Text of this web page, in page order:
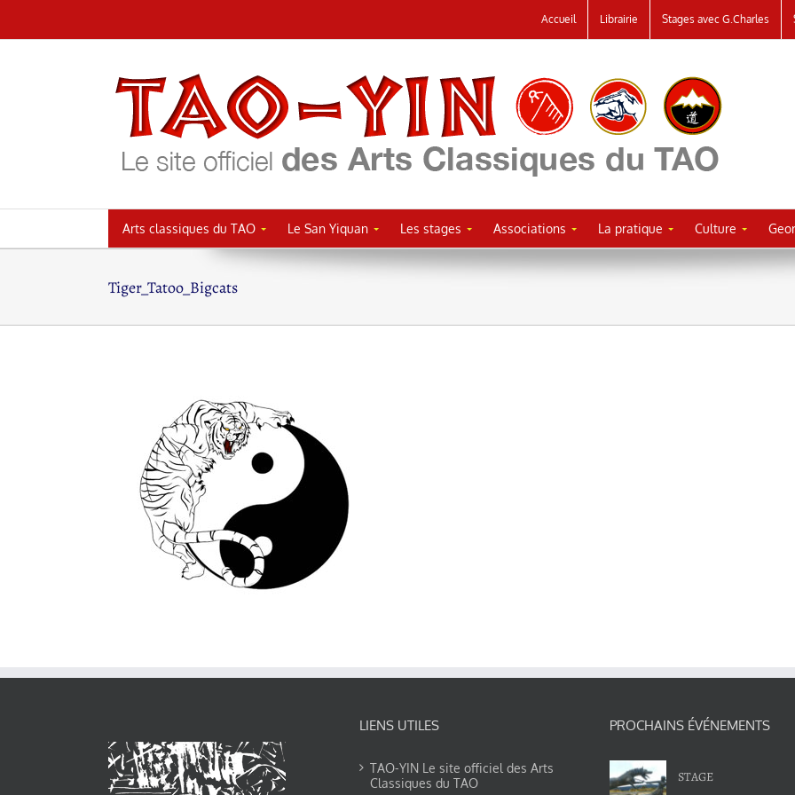
au
Accueil Librairie Stages avec G.Charles
Arts classiques du TAO Le San Yiquan Les stages Associations La pratique Culture
Tiger_Tatoo_Bigcats
LIENS UTILES
TAO-YIN Le site officiel des Arts
Classiques du TAO
PROCHAINS ÉVÉNEMENTS
STAGE